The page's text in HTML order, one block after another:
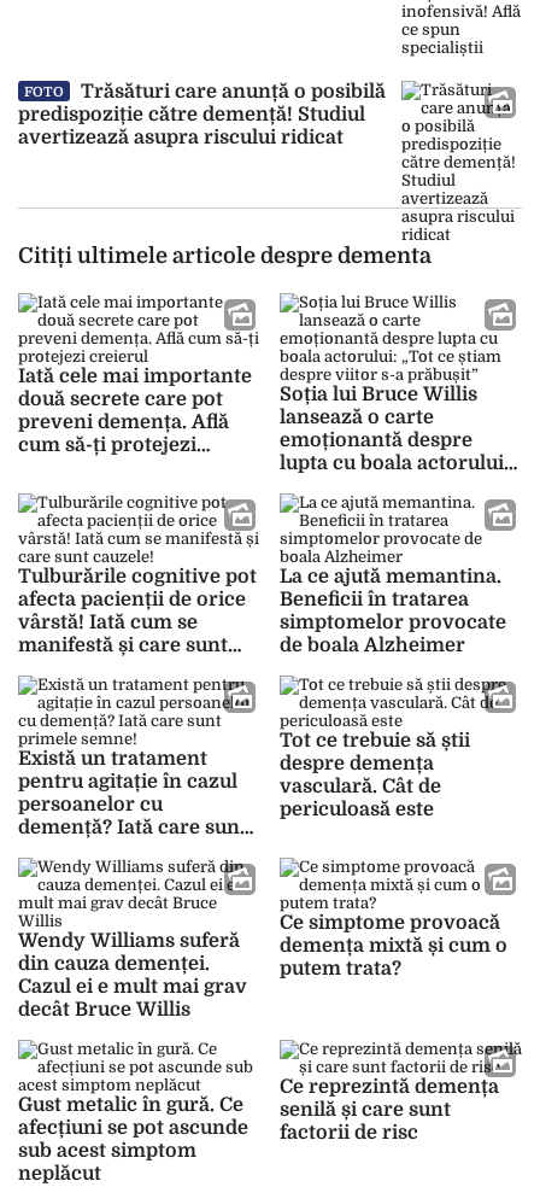
FOTO
Trăsături care anunță o posibilă
predispoziție către demență! Studiul
avertizează asupra riscului ridicat
Citiți ultimele articole despre dementa
Iată cele mai importante
două secrete care pot
preveni demența. Află
cum să-ți protejezi
Soția lui Bruce Willis
lansează o carte
emoționantă despre
lupta cu boala actorului:
viitor s-a prăbușit”
Tulburările cognitive pot
afecta pacienții de orice
vârstă! Iată cum se
manifestă și care sunt
La ce ajută memantina.
Beneficii în tratarea
simptomelor provocate
de boala Alzheimer
Există un tratament
pentru agitație în cazul
persoanelor cu
demență? Iată care sunt
Tot ce trebuie să știi
despre demența
vasculară. Cât de
periculoasă este
Wendy Williams suferă
din cauza demenței.
Cazul ei e mult mai grav
decât Bruce Willis
Ce simptome provoacă
demența mixtă și cum o
putem trata?
Gust metalic în gură. Ce
afecțiuni se pot ascunde
sub acest simptom
neplăcut
Ce reprezintă demența
senilă și care sunt
factorii de risc